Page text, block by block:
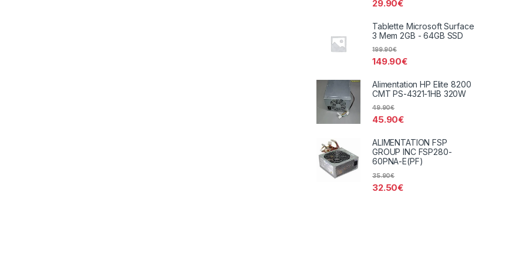
29.90€
Tablette Microsoft Surface
3 Mem 2GB - 64GB SSD
149.90€
199.90€
Alimentation HP Elite 8200
CMT PS-4321-1HB 320W
45.90€
49.90€
ALIMENTATION FSP
GROUP INC FSP280-
60PNA-E(PF)
32.50€
35.90€